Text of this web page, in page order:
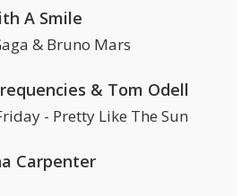
A Smile
& Bruno Mars
& Tom Odell
- Pretty Like The Sun
Carpenter